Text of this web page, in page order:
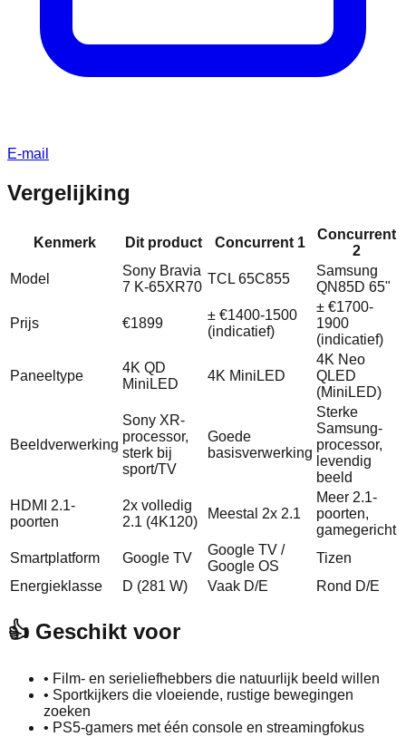
E-mail
Vergelijking
Kenmerk Dit product Concurrent 1
Concurrent
2
Model
Sony Bravia
7 K-65XR70
TCL 65C855
Samsung
QN85D 65"
Prijs €1899
± €1400-1500
(indicatief)
± €1700-
1900
(indicatief)
Paneeltype
4K QD
MiniLED
4K MiniLED
4K Neo
QLED
(MiniLED)
Beeldverwerking
Sony XR-
processor,
sterk bij
sport/TV
Goede
basisverwerking
Sterke
Samsung-
processor,
levendig
beeld
HDMI 2.1-
poorten
2x volledig
2.1 (4K120)
Meestal 2x 2.1
Meer 2.1-
poorten,
gamegericht
Smartplatform
Google TV
Google TV /
Google OS
Tizen
Energieklasse
D (281 W) Vaak D/E Rond D/E
👍 Geschikt voor
• Film- en serieliefhebbers die natuurlijk beeld willen
• Sportkijkers die vloeiende, rustige bewegingen
zoeken
• PS5-gamers met één console en streamingfokus